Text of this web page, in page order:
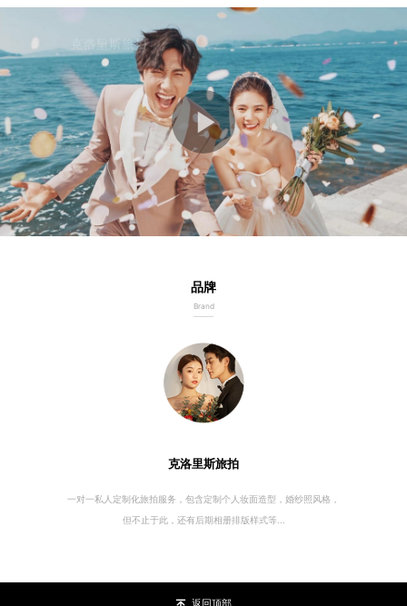
品牌
Brand
克洛里斯旅拍
一对一私人定制化旅拍服务，包含定制个人妆面造型，婚纱照风格，
但不止于此，还有后期相册排版样式等...
返回顶部